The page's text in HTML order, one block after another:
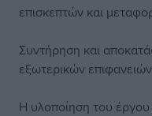
επισκεπτών και
Συντήρηση και
εξωτερικών
Η υλοποίηση του έργου